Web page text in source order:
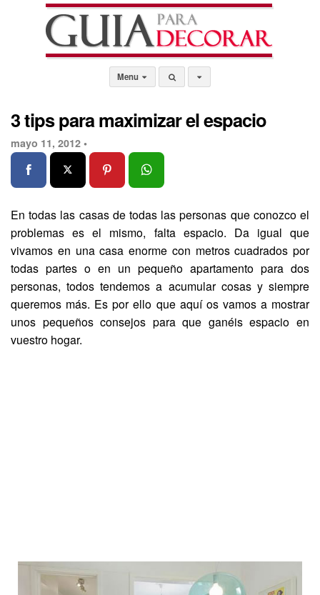
Menu
3 tips para maximizar el espacio
mayo 11, 2012 •
En todas las casas de todas las personas que conozco el
problemas es el mismo, falta espacio. Da igual que
vivamos en una casa enorme con metros cuadrados por
todas partes o en un pequeño apartamento para dos
personas, todos tendemos a acumular cosas y siempre
queremos más. Es por ello que aquí os vamos a mostrar
unos pequeños consejos para que ganéis espacio en
vuestro hogar.